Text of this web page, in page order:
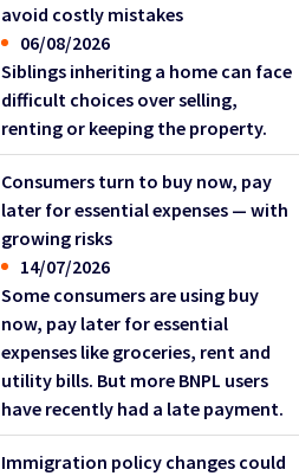
avoid costly mistakes
06/08/2026
Siblings inheriting a home can face
difficult choices over selling,
renting or keeping the property.
Consumers turn to buy now, pay
later for essential expenses — with
growing risks
14/07/2026
Some consumers are using buy
now, pay later for essential
expenses like groceries, rent and
utility bills. But more BNPL users
have recently had a late payment.
Immigration policy changes could